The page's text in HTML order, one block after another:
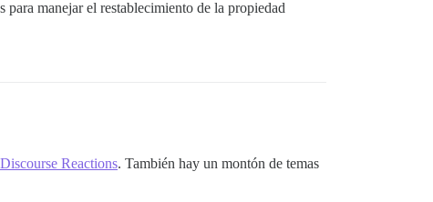
manejar el restablecimiento de la propiedad
Discourse Reactions. También hay un montón de temas